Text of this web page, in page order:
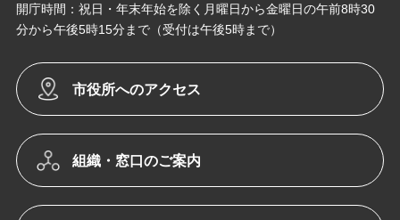
開庁時間：祝日・年末年始を除く月曜日から金曜日の午前8時30
分から午後5時15分まで（受付は午後5時まで）
市役所へのアクセス
組織・窓口のご案内